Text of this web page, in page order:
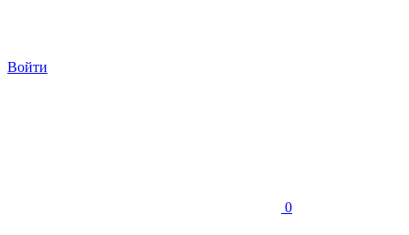
Войти
0